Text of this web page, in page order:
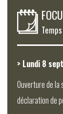
> Lundi 8
Ouverture de la
déclaration de